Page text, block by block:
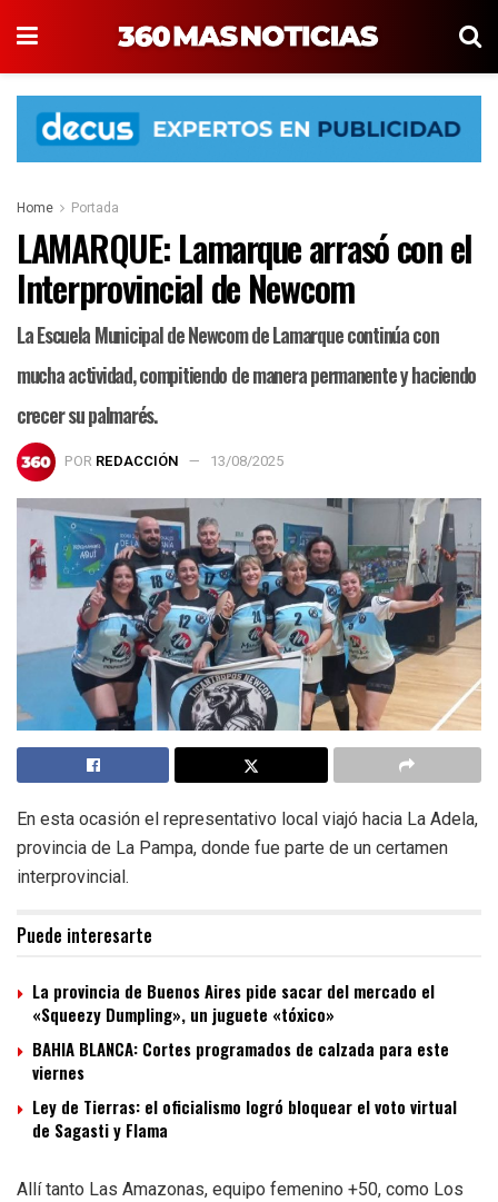
Home Portada
LAMARQUE: Lamarque arrasó con el
Interprovincial de Newcom
La Escuela Municipal de Newcom de Lamarque continúa con
mucha actividad, compitiendo de manera permanente y haciendo
crecer su palmarés.
POR REDACCIÓN 13/08/2025
En esta ocasión el representativo local viajó hacia La Adela,
provincia de La Pampa, donde fue parte de un certamen
interprovincial.
Puede interesarte
La provincia de Buenos Aires pide sacar del mercado el
«Squeezy Dumpling», un juguete «tóxico»
BAHIA BLANCA: Cortes programados de calzada para este
viernes
Ley de Tierras: el oficialismo logró bloquear el voto virtual
de Sagasti y Flama
Allí tanto Las Amazonas, equipo femenino +50, como Los